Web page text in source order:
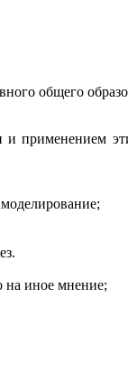
общего
применением
на иное мнение;